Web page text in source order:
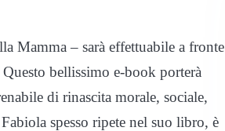
Mamma – sarà effettuabile a fronte
bellissimo e-book porterà
di rinascita morale, sociale,
spesso ripete nel suo libro, è